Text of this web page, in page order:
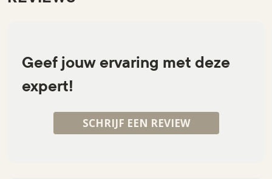
Geef jouw ervaring met deze
expert!
SCHRIJF EEN REVIEW